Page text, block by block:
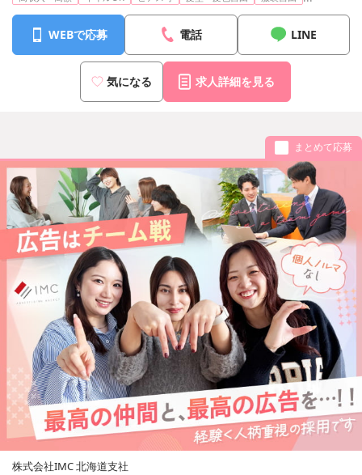
WEBで応募 電話 LINE
気になる 求人詳細を見る
まとめて応募
株式会社IMC 北海道支社